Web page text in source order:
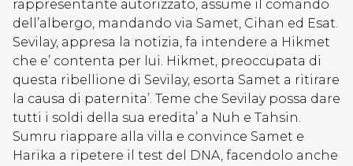
rappresentante autorizzato, assume il comando
dell’albergo, mandando via Samet, Cihan ed Esat.
Sevilay, appresa la notizia, fa intendere a Hikmet
che e’ contenta per lui. Hikmet, preoccupata di
questa ribellione di Sevilay, esorta Samet a ritirare
la causa di paternita’. Teme che Sevilay possa dare
tutti i soldi della sua eredita’ a Nuh e Tahsin.
Sumru riappare alla villa e convince Samet e
Harika a ripetere il test del DNA, facendolo anche